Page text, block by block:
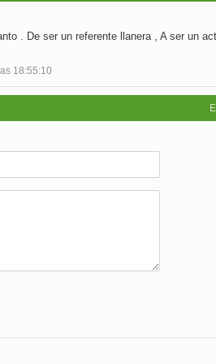
. De ser un referente llanera , A ser un
18:55:10